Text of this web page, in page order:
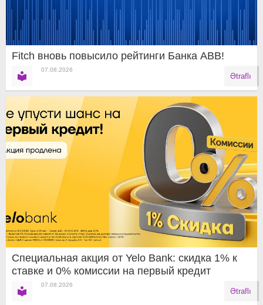
Fitch вновь повысило рейтинги Банка ABB!
07.08.2026
Ətraflı
Специальная акция от Yelo Bank: скидка 1% к
ставке и 0% комиссии на первый кредит
07.08.2026
Ətraflı